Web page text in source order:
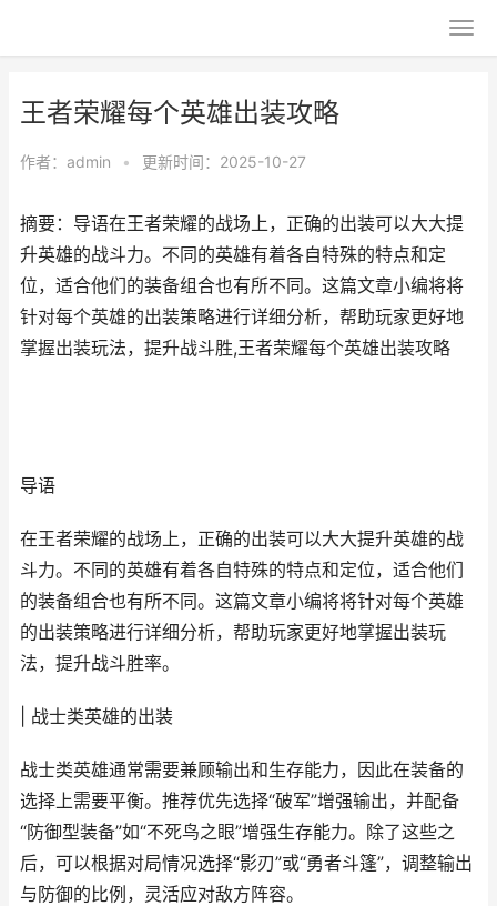
王者荣耀每个英雄出装攻略
作者： admin • 更新时间：2025-10-27
摘要：导语在王者荣耀的战场上，正确的出装可以大大提
升英雄的战斗力。不同的英雄有着各自特殊的特点和定
位，适合他们的装备组合也有所不同。这篇文章小编将将
针对每个英雄的出装策略进行详细分析，帮助玩家更好地
掌握出装玩法，提升战斗胜,王者荣耀每个英雄出装攻略
导语
在王者荣耀的战场上，正确的出装可以大大提升英雄的战
斗力。不同的英雄有着各自特殊的特点和定位，适合他们
的装备组合也有所不同。这篇文章小编将将针对每个英雄
的出装策略进行详细分析，帮助玩家更好地掌握出装玩
法，提升战斗胜率。
| 战士类英雄的出装
战士类英雄通常需要兼顾输出和生存能力，因此在装备的
选择上需要平衡。推荐优先选择“破军”增强输出，并配备
“防御型装备”如“不死鸟之眼”增强生存能力。除了这些之
后，可以根据对局情况选择“影刃”或“勇者斗篷”，调整输出
与防御的比例，灵活应对敌方阵容。